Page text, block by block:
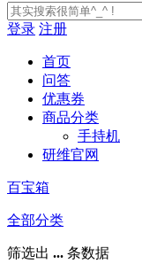
登录 注册
首页
问答
优惠券
商品分类
手持机
研维官网
百宝箱
全部分类
筛选出 ... 条数据